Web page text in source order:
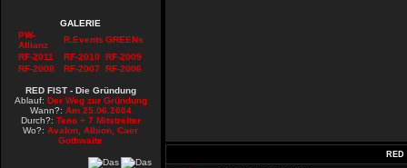
GALERIE
PW-
Allianz
R.Events GREENs
RF-2011
RF-2010 RF-2009
RF-2008
RF-2007 RF-2006
RED FIST - Die Gründung
Ablauf: Der Weg zur Gründung
Wann?: Am 25.06.2004
Durch?: Teno + 7 Mitstreiter
Wo?:Avalon, Albion, Caer
Gothwaite